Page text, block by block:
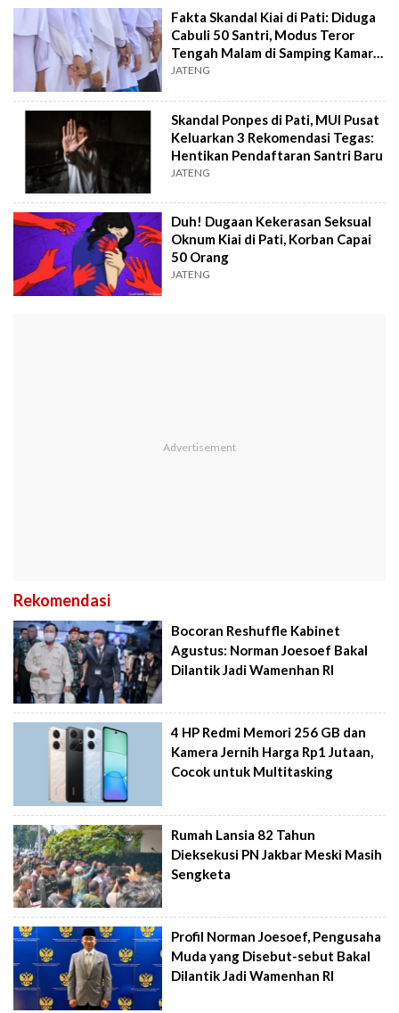
Fakta Skandal Kiai di Pati: Diduga
Cabuli 50 Santri, Modus Teror
Tengah Malam di Samping Kamar
Istri
JATENG
Skandal Ponpes di Pati, MUI Pusat
Keluarkan 3 Rekomendasi Tegas:
Hentikan Pendaftaran Santri Baru
JATENG
Duh! Dugaan Kekerasan Seksual
Oknum Kiai di Pati, Korban Capai
50 Orang
JATENG
Rekomendasi
Bocoran Reshuffle Kabinet
Agustus: Norman Joesoef Bakal
Dilantik Jadi Wamenhan RI
4 HP Redmi Memori 256 GB dan
Kamera Jernih Harga Rp1 Jutaan,
Cocok untuk Multitasking
Rumah Lansia 82 Tahun
Dieksekusi PN Jakbar Meski Masih
Sengketa
Profil Norman Joesoef, Pengusaha
Muda yang Disebut-sebut Bakal
Dilantik Jadi Wamenhan RI